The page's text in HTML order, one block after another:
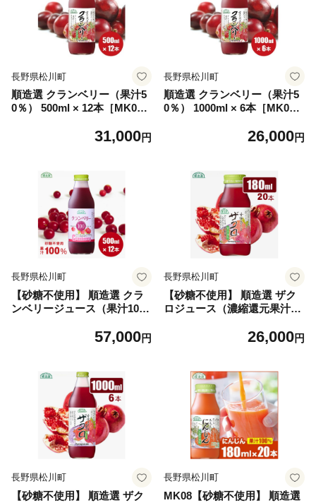
長野県松川町
順造選 クランベリー（果汁5
0％） 500ml × 12本［MK0
保存料不使用 健康 美容 クラ
31,000円
長野県松川町
順造選 クランベリー（果汁5
0％） 1000ml × 6本［MK0
保存料不使用 健康 美容 クラ
26,000円
長野県松川町
【砂糖不使用】 順造選 クラ
ンベリージュース（果汁10
4］ // 果汁飲料 果物ジュース
使用 健康 美容 クランベリー
カロリーオフ
57,000円
長野県松川町
【砂糖不使用】 順造選 ザク
ロジュース（濃縮還元果汁10
// 果汁飲料 果物ジュース 10
料不使用 健康 美容
26,000円
長野県松川町
【砂糖不使用】 順造選 ザク
長野県松川町
MK08【砂糖不使用】 順造選